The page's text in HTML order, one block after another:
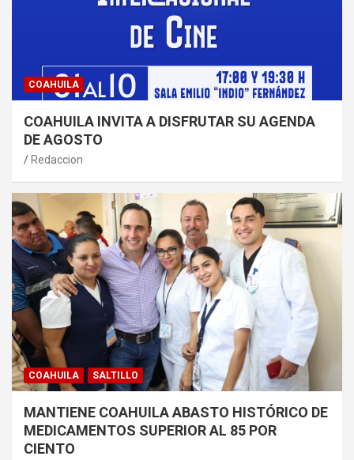
COAHUILA
COAHUILA INVITA A DISFRUTAR SU AGENDA
DE AGOSTO
Redaccion
COAHUILA SALTILLO
MANTIENE COAHUILA ABASTO HISTÓRICO DE
MEDICAMENTOS SUPERIOR AL 85 POR
CIENTO